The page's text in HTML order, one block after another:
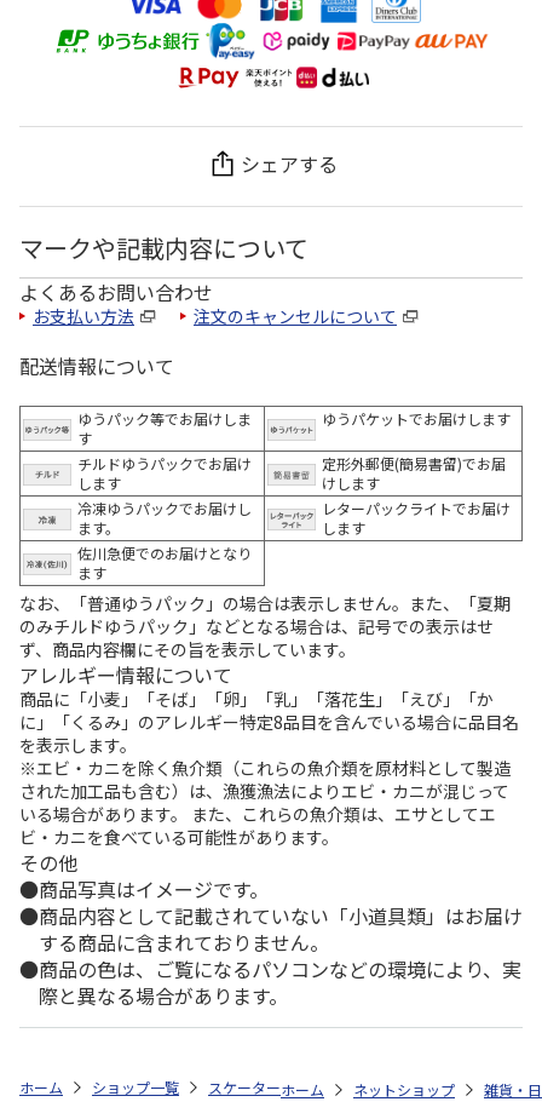
シェアする
マークや記載内容について
よくあるお問い合わせ
お支払い方法 注文のキャンセルについて
配送情報について
ゆうパック等でお届けしま
す
ゆうパケットでお届けします
チルドゆうパックでお届け
します
定形外郵便(簡易書留)でお届
けします
冷凍ゆうパックでお届けし
ます。
レターパックライトでお届け
します
佐川急便でのお届けとなり
ます
なお、「普通ゆうパック」の場合は表示しません。また、「夏期
のみチルドゆうパック」などとなる場合は、記号での表示はせ
ず、商品内容欄にその旨を表示しています。
アレルギー情報について
商品に「小麦」「そば」「卵」「乳」「落花生」「えび」「か
に」「くるみ」のアレルギー特定8品目を含んでいる場合に品目名
を表示します。
※エビ・カニを除く魚介類（これらの魚介類を原材料として製造
された加工品も含む）は、漁獲漁法によりエビ・カニが混じって
いる場合があります。 また、これらの魚介類は、エサとしてエ
ビ・カニを食べている可能性があります。
その他
商品写真はイメージです。
商品内容として記載されていない「小道具類」はお届け
する商品に含まれておりません。
商品の色は、ご覧になるパソコンなどの環境により、実
際と異なる場合があります。
ホーム ショップ一覧 スケーター 食洗機対応 ふわっとフタタイトラ
ホーム ネットショップ 雑貨・